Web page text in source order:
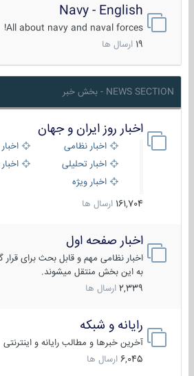
Navy - English
All about navy and naval forces!
ارسال ها
NEWS SECTION - بخش خبر
اخبار روز ایران و جهان
اخبار نظامی
اخبار
اخبار تحلیلی
اخبار
اخبار ویژه
161,704 ارسال ها
اخبار صفحه اول
اخبار نظامی مهم و قابل بحث برای قرار
به این بخش منتقل میشوند.
2,339 ارسال ها
رایانه و شبکه
آخرین خبرها و مطالب رایانه و اینترنتی
6,045 ارسال ها